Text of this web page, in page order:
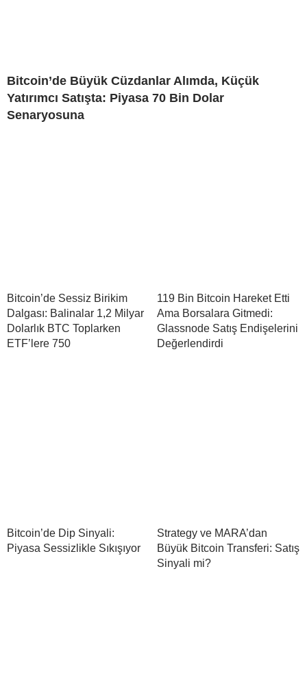
Bitcoin’de Büyük Cüzdanlar Alımda, Küçük
Yatırımcı Satışta: Piyasa 70 Bin Dolar
Senaryosuna
Bitcoin’de Sessiz Birikim
Dalgası: Balinalar 1,2 Milyar
Dolarlık BTC Toplarken
ETF’lere 750
119 Bin Bitcoin Hareket Etti
Ama Borsalara Gitmedi:
Glassnode Satış Endişelerini
Değerlendirdi
Bitcoin’de Dip Sinyali:
Piyasa Sessizlikle Sıkışıyor
Strategy ve MARA’dan
Büyük Bitcoin Transferi: Satış
Sinyali mi?